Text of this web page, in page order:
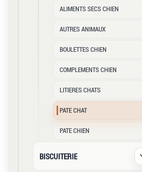
ALIMENTS SECS CHIEN
AUTRES ANIMAUX
BOULETTES CHIEN
COMPLEMENTS CHIEN
LITIERES CHATS
PATE CHAT
PATE CHIEN
BISCUITERIE